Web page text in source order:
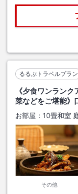
るるぶトラベルプラン
《夕食ワンラン
菜などをご堪能》
お部屋： 10畳和室
その他